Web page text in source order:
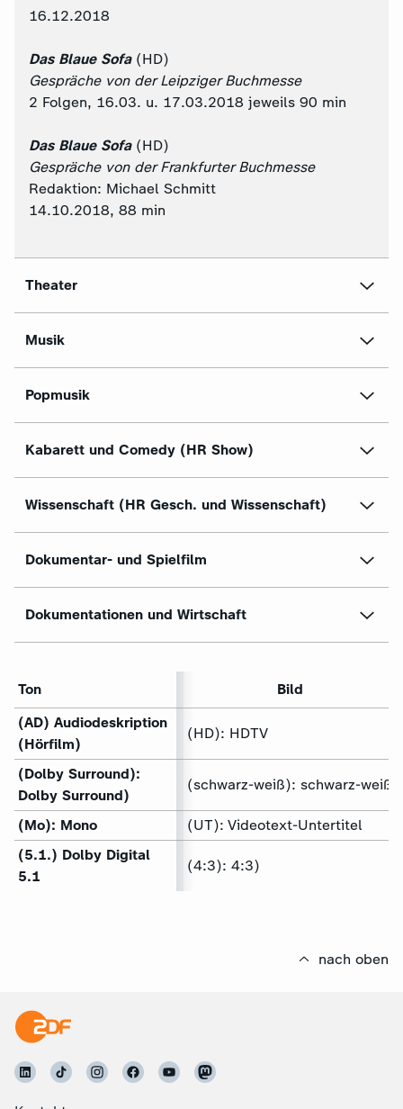
16.12.2018
Das Blaue Sofa (HD)
Gespräche von der Leipziger Buchmesse
2 Folgen, 16.03. u. 17.03.2018 jeweils 90 min
Das Blaue Sofa (HD)
Gespräche von der Frankfurter Buchmesse
Redaktion: Michael Schmitt
14.10.2018, 88 min
Theater
Musik
Popmusik
Kabarett und Comedy (HR Show)
Wissenschaft (HR Gesch. und Wissenschaft)
Dokumentar- und Spielfilm
Dokumentationen und Wirtschaft
Ton
Bild
(AD) Audiodeskription
(Hörfilm)
(HD): HDTV
(Dolby Surround):
Dolby Surround)
(schwarz-weiß): schwarz-weiß
(Mo): Mono
(UT): Videotext-Untertitel
(5.1.) Dolby Digital
5.1
(4:3): 4:3)
nach oben